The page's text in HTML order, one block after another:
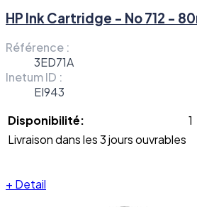
HP Ink Cartridge - No 712 -
Référence :
3ED71A
Inetum ID :
EI943
Disponibilité:
1
Livraison dans les 3 jours ouvrables
+ Detail